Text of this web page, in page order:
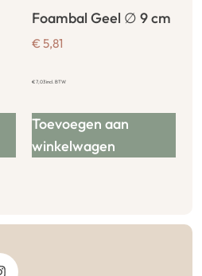
Foambal Geel ∅ 9 cm
€ 5,81
€7,03incl. BTW
Toevoegen aan
winkelwagen